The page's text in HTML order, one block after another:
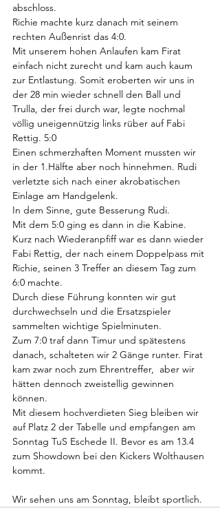
abschloss.
Richie machte kurz danach mit seinem
rechten Außenrist das 4:0.
Mit unserem hohen Anlaufen kam Firat
einfach nicht zurecht und kam auch kaum
zur Entlastung. Somit eroberten wir uns in
der 28 min wieder schnell den Ball und
Trulla, der frei durch war, legte nochmal
völlig uneigennützig links rüber auf Fabi
Rettig. 5:0
Einen schmerzhaften Moment mussten wir
in der 1.Hälfte aber noch hinnehmen. Rudi
verletzte sich nach einer akrobatischen
Einlage am Handgelenk.
In dem Sinne, gute Besserung Rudi.
Mit dem 5:0 ging es dann in die Kabine.
Kurz nach Wiederanpfiff war es dann wieder
Fabi Rettig, der nach einem Doppelpass mit
Richie, seinen 3 Treffer an diesem Tag zum
6:0 machte.
Durch diese Führung konnten wir gut
durchwechseln und die Ersatzspieler
sammelten wichtige Spielminuten.
Zum 7:0 traf dann Timur und spätestens
danach, schalteten wir 2 Gänge runter. Firat
kam zwar noch zum Ehrentreffer,  aber wir
hätten dennoch zweistellig gewinnen
können.
Mit diesem hochverdieten Sieg bleiben wir
auf Platz 2 der Tabelle und empfangen am
Sonntag TuS Eschede II. Bevor es am 13.4
zum Showdown bei den Kickers Wolthausen
kommt.
Wir sehen uns am Sonntag, bleibt sportlich.